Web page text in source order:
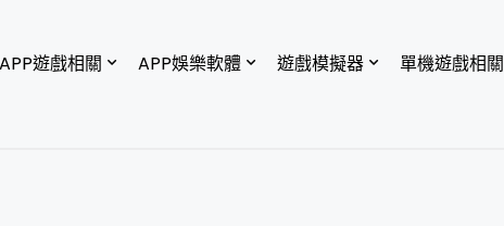
APP遊戲相關 APP娛樂軟體 遊戲模擬器 單機遊戲相關